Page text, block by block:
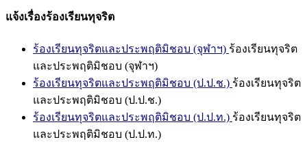
แจ้งเรื่องร้องเรียนทุจริต
ร้องเรียนทุจริตและประพฤติมิชอบ (จุฬาฯ) ร้องเรียนทุจริต
และประพฤติมิชอบ (จุฬาฯ)
ร้องเรียนทุจริตและประพฤติมิชอบ (ป.ป.ช.) ร้องเรียนทุจริต
และประพฤติมิชอบ (ป.ป.ช.)
ร้องเรียนทุจริตและประพฤติมิชอบ (ป.ป.ท.) ร้องเรียนทุจริต
และประพฤติมิชอบ (ป.ป.ท.)